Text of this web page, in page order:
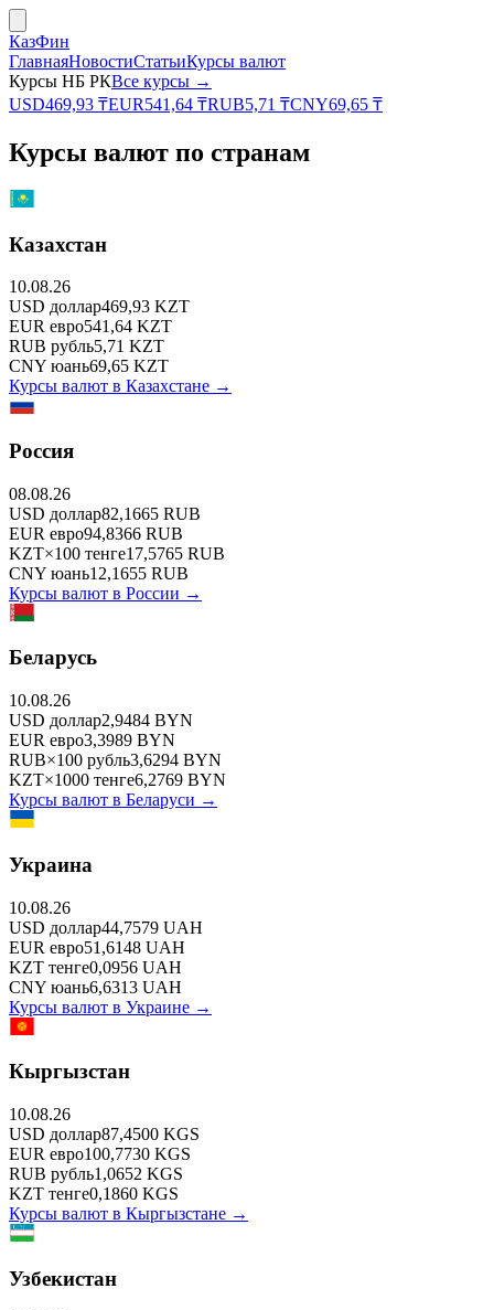
КазФин
ГлавнаяНовостиСтатьиКурсы валют
Курсы НБ РКВсе курсы →
USD469,93 ₸EUR541,64 ₸RUB5,71 ₸CNY69,65 ₸
Курсы валют по странам
Казахстан
10.08.26
USD доллар469,93 KZT
EUR евро541,64 KZT
RUB рубль5,71 KZT
CNY юань69,65 KZT
Курсы валют в Казахстане →
Россия
08.08.26
USD доллар82,1665 RUB
EUR евро94,8366 RUB
KZT×100 тенге17,5765 RUB
CNY юань12,1655 RUB
Курсы валют в России →
Беларусь
10.08.26
USD доллар2,9484 BYN
EUR евро3,3989 BYN
RUB×100 рубль3,6294 BYN
KZT×1000 тенге6,2769 BYN
Курсы валют в Беларуси →
Украина
10.08.26
USD доллар44,7579 UAH
EUR евро51,6148 UAH
KZT тенге0,0956 UAH
CNY юань6,6313 UAH
Курсы валют в Украине →
Кыргызстан
10.08.26
USD доллар87,4500 KGS
EUR евро100,7730 KGS
RUB рубль1,0652 KGS
KZT тенге0,1860 KGS
Курсы валют в Кыргызстане →
Узбекистан